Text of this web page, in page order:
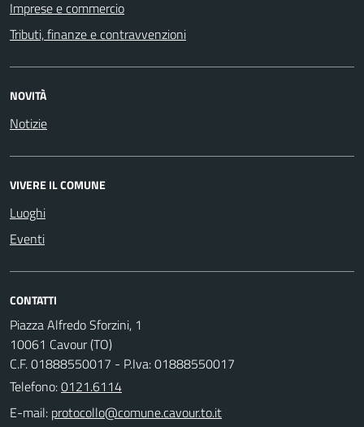
Imprese e commercio
Tributi, finanze e contravvenzioni
NOVITÀ
Notizie
VIVERE IL COMUNE
Luoghi
Eventi
CONTATTI
Piazza Alfredo Sforzini, 1
10061 Cavour (TO)
C.F. 01888550017 - P.Iva: 01888550017
Telefono:0121.6114
E-mail: